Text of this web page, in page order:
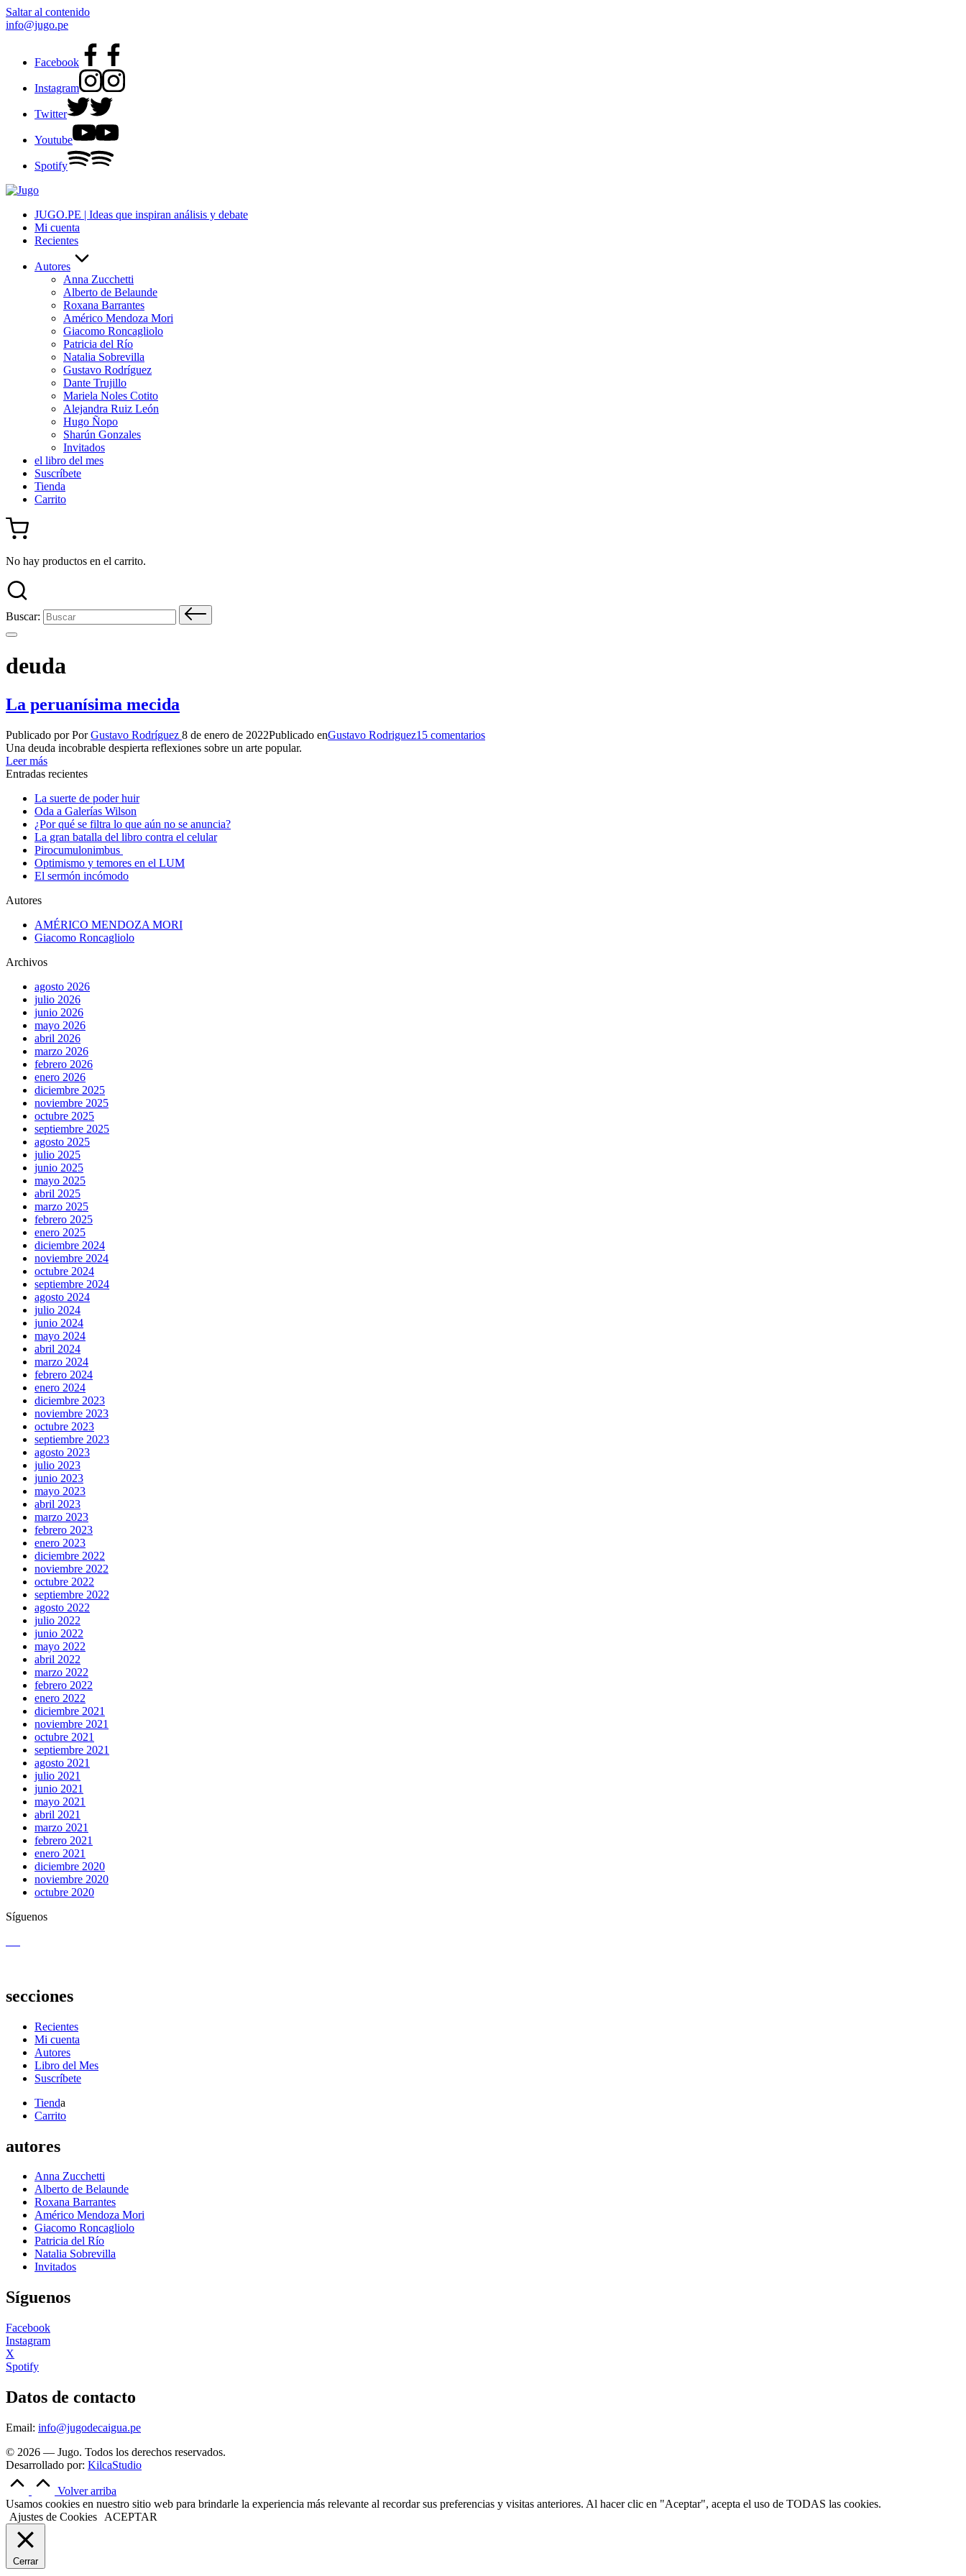
Saltar al contenido
info@jugo.pe
Facebook
Instagram
Twitter
Youtube
Spotify
JUGO.PE | Ideas que inspiran análisis y debate
Mi cuenta
Recientes
Autores
Anna Zucchetti
Alberto de Belaunde
Roxana Barrantes
Américo Mendoza Mori
Giacomo Roncagliolo
Patricia del Río
Natalia Sobrevilla
Gustavo Rodríguez
Dante Trujillo
Mariela Noles Cotito
Alejandra Ruiz León
Hugo Ñopo
Sharún Gonzales
Invitados
el libro del mes
Suscríbete
Tienda
Carrito
No hay productos en el carrito.
Buscar:
deuda
La peruanísima mecida
Publicado por PorGustavo Rodríguez 8 de enero de 2022Publicado enGustavo Rodriguez15 comentarios
Una deuda incobrable despierta reflexiones sobre un arte popular.
Leer más
Entradas recientes
La suerte de poder huir
Oda a Galerías Wilson
¿Por qué se filtra lo que aún no se anuncia?
La gran batalla del libro contra el celular
Pirocumulonimbus
Optimismo y temores en el LUM
El sermón incómodo
Autores
AMÉRICO MENDOZA MORI
Giacomo Roncagliolo
Archivos
agosto 2026
julio 2026
junio 2026
mayo 2026
abril 2026
marzo 2026
febrero 2026
enero 2026
diciembre 2025
noviembre 2025
octubre 2025
septiembre 2025
agosto 2025
julio 2025
junio 2025
mayo 2025
abril 2025
marzo 2025
febrero 2025
enero 2025
diciembre 2024
noviembre 2024
octubre 2024
septiembre 2024
agosto 2024
julio 2024
junio 2024
mayo 2024
abril 2024
marzo 2024
febrero 2024
enero 2024
diciembre 2023
noviembre 2023
octubre 2023
septiembre 2023
agosto 2023
julio 2023
junio 2023
mayo 2023
abril 2023
marzo 2023
febrero 2023
enero 2023
diciembre 2022
noviembre 2022
octubre 2022
septiembre 2022
agosto 2022
julio 2022
junio 2022
mayo 2022
abril 2022
marzo 2022
febrero 2022
enero 2022
diciembre 2021
noviembre 2021
octubre 2021
septiembre 2021
agosto 2021
julio 2021
junio 2021
mayo 2021
abril 2021
marzo 2021
febrero 2021
enero 2021
diciembre 2020
noviembre 2020
octubre 2020
Síguenos
secciones
Recientes
Mi cuenta
Autores
Libro del Mes
Suscríbete
Tienda
Carrito
autores
Anna Zucchetti
Alberto de Belaunde
Roxana Barrantes
Américo Mendoza Mori
Giacomo Roncagliolo
Patricia del Río
Natalia Sobrevilla
Invitados
Síguenos
Facebook
Instagram
X
Spotify
Datos de contacto
Email: info@jugodecaigua.pe
© 2026 — Jugo. Todos los derechos reservados.
Desarrollado por: KilcaStudio
Volver arriba
Usamos cookies en nuestro sitio web para brindarle la experiencia más relevante al recordar sus preferencias y visitas anteriores. Al hacer clic en "Aceptar", acepta el uso de TODAS las cookies.
Ajustes de Cookies
ACEPTAR
Cerrar